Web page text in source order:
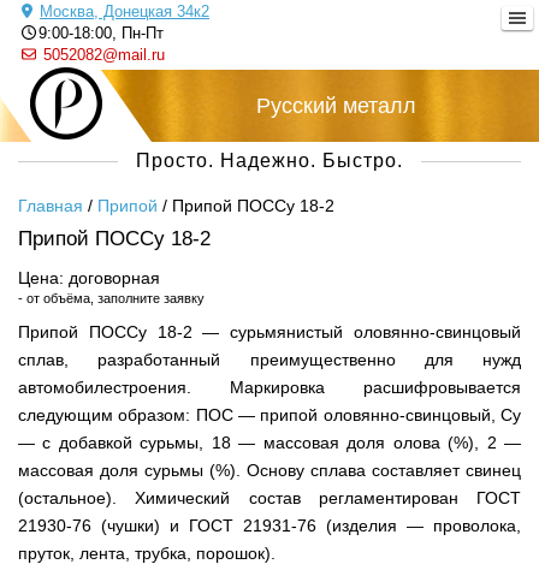
Москва, Донецкая 34к2
9:00-18:00, Пн-Пт
5052082@mail.ru
Русский металл
Просто. Надежно. Быстро.
Главная / Припой / Припой ПОССу 18-2
Припой ПОССу 18-2
Цена: договорная
- от объёма, заполните заявку
Припой ПОССу 18-2 — сурьмянистый оловянно-свинцовый
сплав, разработанный преимущественно для нужд
автомобилестроения. Маркировка расшифровывается
следующим образом: ПОС — припой оловянно-свинцовый, Су
— с добавкой сурьмы, 18 — массовая доля олова (%), 2 —
массовая доля сурьмы (%). Основу сплава составляет свинец
(остальное). Химический состав регламентирован ГОСТ
21930-76 (чушки) и ГОСТ 21931-76 (изделия — проволока,
пруток, лента, трубка, порошок).